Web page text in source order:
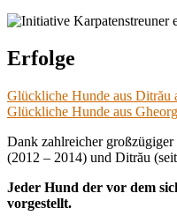
Erfolge
Glückliche Hunde aus Ditrău
Glückliche Hunde aus
Dank zahlreicher
(2012 – 2014) und Ditrău
Jeder Hund der vor dem
vorgestellt.